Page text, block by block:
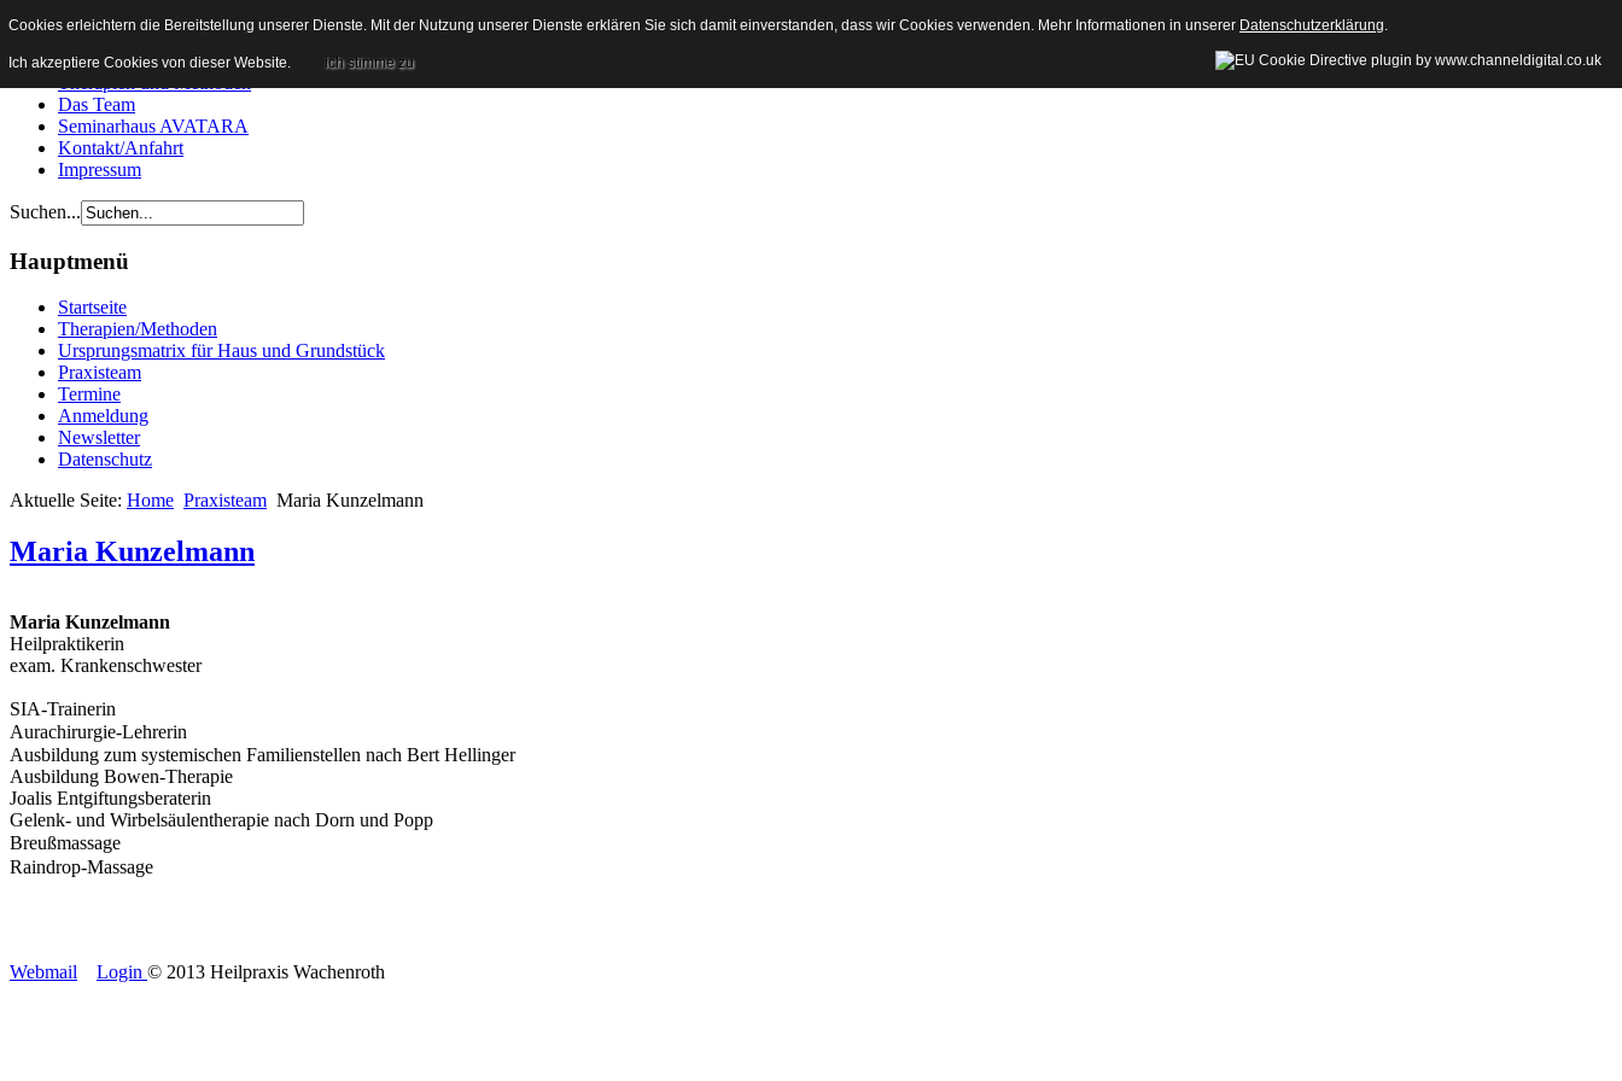
Heilpraxis Wachenroth
Startseite
Das Team
Seminarhaus AVATARA
Kontakt/Anfahrt
Impressum
Suchen...
Hauptmenü
Startseite
Therapien/Methoden
Ursprungsmatrix für Haus und Grundstück
Praxisteam
Termine
Anmeldung
Newsletter
Datenschutz
Aktuelle Seite: Home Praxisteam Maria Kunzelmann
Maria Kunzelmann
Maria Kunzelmann
Heilpraktikerin
exam. Krankenschwester
SIA-Trainerin
Aurachirurgie-Lehrerin
Ausbildung zum systemischen Familienstellen nach Bert Hellinger
Ausbildung Bowen-Therapie
Joalis Entgiftungsberaterin
Gelenk- und Wirbelsäulentherapie nach Dorn und Popp
Breußmassage
Raindrop-Massage
xnxx
Webmail Login © 2013 Heilpraxis Wachenroth
Cookies erleichtern die Bereitstellung unserer Dienste. Mit der Nutzung unserer Dienste erklären Sie sich damit einverstanden, dass wir Cookies verwenden. Mehr Informationen in unserer Datenschutzerklärung.
Ich akzeptiere Cookies von dieser Website. ich stimme zu